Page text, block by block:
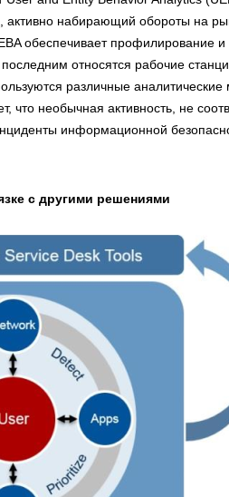
активно набирающий обороты на
обеспечивает профилирование
относятся рабочие
различные аналитические
что необычная активность, не
информационной
с другими решениями